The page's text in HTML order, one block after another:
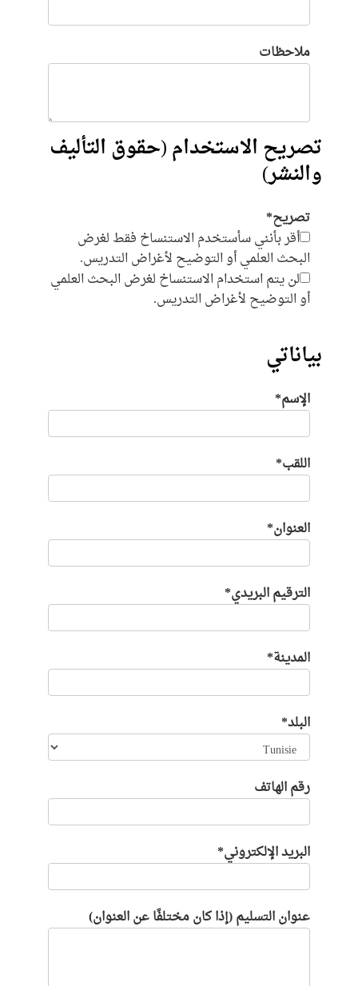
ملاحظات
تصريح الاستخدام (حقوق التأليف
والنشر)
تصريح*
أقر بأنني سأستخدم الاستنساخ فقط لغرض
البحث العلمي أو التوضيح لأغراض التدريس.
لن يتم استخدام الاستنساخ لغرض البحث العلمي
أو التوضيح لأغراض التدريس.
بياناتي
الإسم*
اللقب*
العنوان*
الترقيم البريدي*
المدينة*
البلد*
رقم الهاتف
البريد الإلكتروني*
عنوان التسليم (إذا كان مختلفًا عن العنوان)